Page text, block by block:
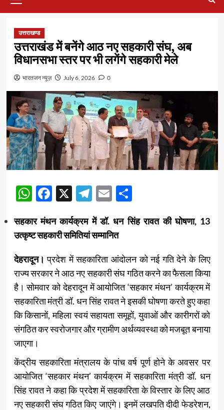
उत्तराखण्ड
उत्तराखंड में बनेंगे आठ नए सहकारी संघ, अब
विधानसभा स्तर पर भी लगेंगे सहकारी मेले
भारतजन न्यूज़ July 6, 2026 0
WhatsApp
Facebook
X Telegram
EmailShare
सहकार मंथन कार्यक्रम में डॉ. धन सिंह रावत की घोषणा, 13
उत्कृष्ट सहकारी समितियां सम्मानित
देहरादून।प्रदेश में सहकारिता आंदोलन को नई गति देने के लिए
राज्य सरकार ने आठ नए सहकारी संघ गठित करने का फैसला किया
है। सोमवार को देहरादून में आयोजित ‘सहकार मंथन’ कार्यक्रम में
सहकारिता मंत्री डॉ. धन सिंह रावत ने इसकी घोषणा करते हुए कहा
कि किसानों, महिला स्वयं सहायता समूहों, युवाओं और कारीगरों को
संगठित कर स्वरोजगार और ग्रामीण अर्थव्यवस्था को मजबूत बनाया
जाएगा।
केंद्रीय सहकारिता मंत्रालय के पांच वर्ष पूर्ण होने के अवसर पर
आयोजित ‘सहकार मंथन’ कार्यक्रम में सहकारिता मंत्री डॉ. धन
सिंह रावत ने कहा कि प्रदेश में सहकारिता के विस्तार के लिए आठ
नए सहकारी संघ गठित किए जाएंगे। इनमें लखपति दीदी फेडरेशन,